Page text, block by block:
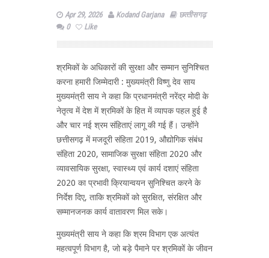
Apr 29, 2026 Kodand Garjana
छत्‍तीसगढ़
0
Like
श्रमिकों के अधिकारों की सुरक्षा और सम्मान सुनिश्चित
करना हमारी जिम्मेदारी : मुख्यमंत्री विष्णु देव साय
मुख्यमंत्री साय ने कहा कि प्रधानमंत्री नरेंद्र मोदी के
नेतृत्व में देश में श्रमिकों के हित में व्यापक पहल हुई है
और चार नई श्रम संहिताएं लागू की गई हैं। उन्होंने
छत्तीसगढ़ में मजदूरी संहिता 2019, औद्योगिक संबंध
संहिता 2020, सामाजिक सुरक्षा संहिता 2020 और
व्यावसायिक सुरक्षा, स्वास्थ्य एवं कार्य दशाएं संहिता
2020 का प्रभावी क्रियान्वयन सुनिश्चित करने के
निर्देश दिए, ताकि श्रमिकों को सुरक्षित, संरक्षित और
सम्मानजनक कार्य वातावरण मिल सके।
मुख्यमंत्री साय ने कहा कि श्रम विभाग एक अत्यंत
महत्वपूर्ण विभाग है, जो बड़े पैमाने पर श्रमिकों के जीवन